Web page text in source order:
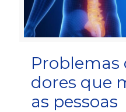
Problemas
dores que
as pessoas